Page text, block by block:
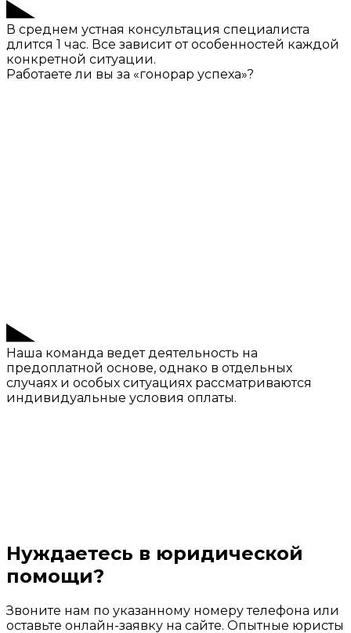
В среднем устная консультация специалиста
длится 1 час. Все зависит от особенностей каждой
конкретной ситуации.
Работаете ли вы за «гонорар успеха»?
Наша команда ведет деятельность на
предоплатной основе, однако в отдельных
случаях и особых ситуациях рассматриваются
индивидуальные условия оплаты.
Нуждаетесь в юридической
помощи?
Звоните нам по указанному номеру телефона или
оставьте онлайн-заявку на сайте. Опытные юристы